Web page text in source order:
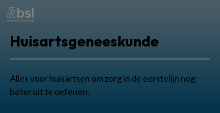
Huisartsgeneeskunde
Alles voor huisartsen om zorg in de eerstelijn nog
beter uit te oefenen.